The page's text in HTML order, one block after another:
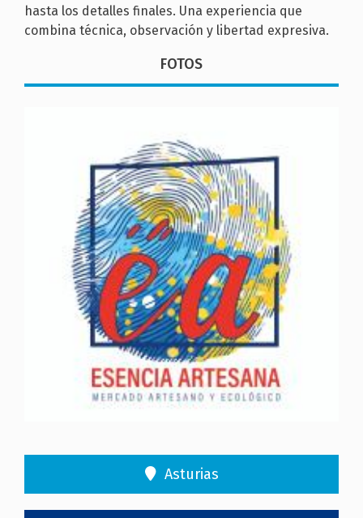
hasta los detalles finales. Una experiencia que
combina técnica, observación y libertad expresiva.
FOTOS
Asturias